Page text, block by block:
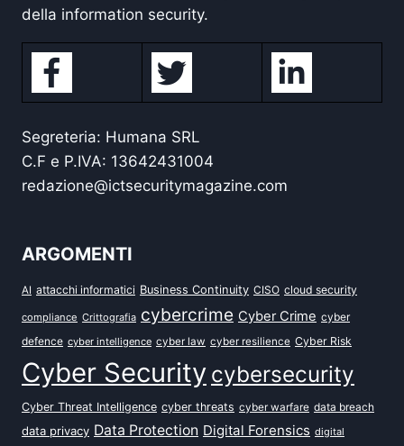
della information security.
Segreteria: Humana SRL
C.F e P.IVA: 13642431004
redazione@ictsecuritymagazine.com
ARGOMENTI
AI attacchi informatici Business Continuity CISO cloud security
compliance Crittografia cybercrime Cyber Crime cyber
defence cyber intelligence cyber law cyber resilience Cyber Risk
Cyber Security cybersecurity
Cyber Threat Intelligence cyber threats cyber warfare data breach
data privacy Data Protection Digital Forensics digital